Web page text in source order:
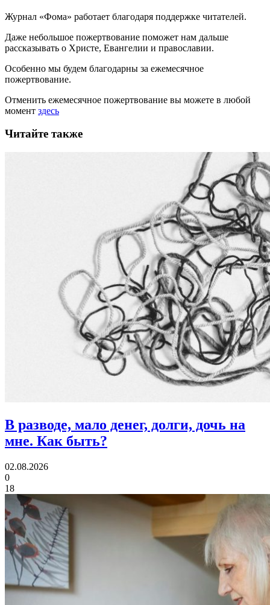
Журнал «Фома» работает благодаря поддержке читателей.
Даже небольшое пожертвование поможет нам дальше
рассказывать о Христе, Евангелии и православии.
Особенно мы будем благодарны за ежемесячное
пожертвование.
Отменить ежемесячное пожертвование вы можете в любой
момент здесь
Читайте также
В разводе, мало денег, долги, дочь на
мне. Как быть?
02.08.2026
0
18